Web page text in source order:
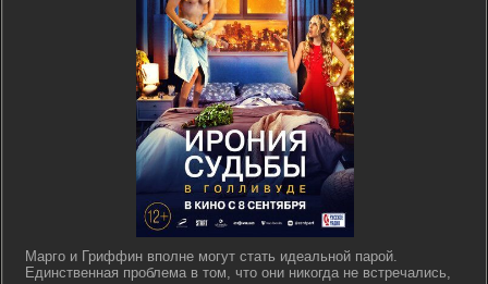
Марго и Гриффин вполне могут стать идеальной парой.
Единственная проблема в том, что они никогда не встречались,